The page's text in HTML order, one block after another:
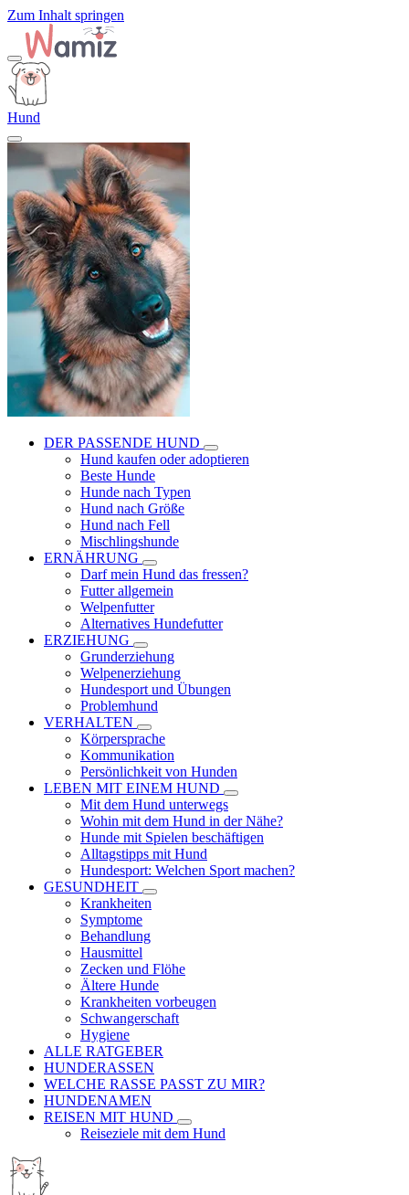
Zum Inhalt springen
Hund
DER PASSENDE HUND
Hund kaufen oder adoptieren
Beste Hunde
Hunde nach Typen
Hund nach Größe
Hund nach Fell
Mischlingshunde
ERNÄHRUNG
Darf mein Hund das fressen?
Futter allgemein
Welpenfutter
Alternatives Hundefutter
ERZIEHUNG
Grunderziehung
Welpenerziehung
Hundesport und Übungen
Problemhund
VERHALTEN
Körpersprache
Kommunikation
Persönlichkeit von Hunden
LEBEN MIT EINEM HUND
Mit dem Hund unterwegs
Wohin mit dem Hund in der Nähe?
Hunde mit Spielen beschäftigen
Alltagstipps mit Hund
Hundesport: Welchen Sport machen?
GESUNDHEIT
Krankheiten
Symptome
Behandlung
Hausmittel
Zecken und Flöhe
Ältere Hunde
Krankheiten vorbeugen
Schwangerschaft
Hygiene
ALLE RATGEBER
HUNDERASSEN
WELCHE RASSE PASST ZU MIR?
HUNDENAMEN
REISEN MIT HUND
Reiseziele mit dem Hund